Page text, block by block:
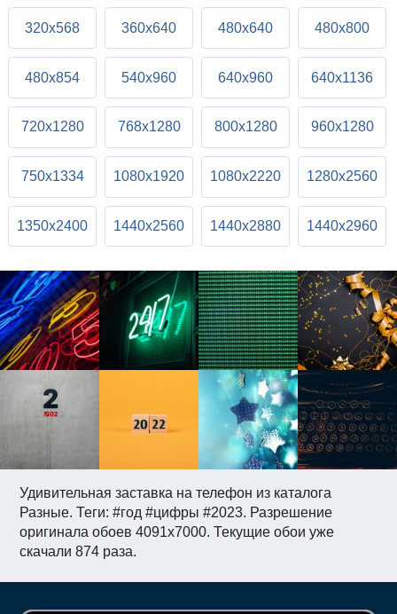
Удивительная заставка на телефон из каталога
Разные. Теги: #год #цифры #2023. Разрешение
оригинала обоев 4091x7000. Текущие обои уже
скачали 874 раза.
320x568 360x640 480x640 480x800
480x854 540x960 640x960 640x1136
720x1280 768x1280 800x1280 960x1280
750x1334 1080x1920 1080x2220 1280x2560
1350x2400 1440x2560 1440x2880 1440x2960